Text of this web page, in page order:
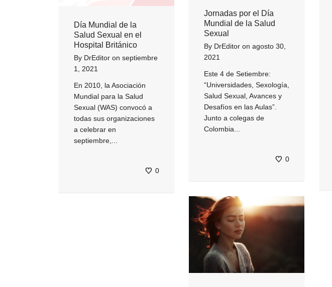
Día Mundial de la
Salud Sexual en el
Hospital Británico
By DrEditor on septiembre
1, 2021
En 2010, la Asociación
Mundial para la Salud
Sexual (WAS) convocó a
todas sus organizaciones
a celebrar en
septiembre,...
0
Jornadas por el Día
Mundial de la Salud
Sexual
By DrEditor on agosto 30,
2021
Este 4 de Setiembre:
“Universidades, Sexología,
Salud Sexual, Avances y
Desafíos en las Aulas”.
Junto a colegas de
Colombia...
0